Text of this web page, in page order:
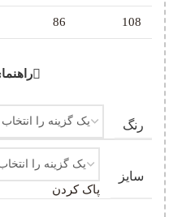
108
86
رنگ
سایز
پاک کردن